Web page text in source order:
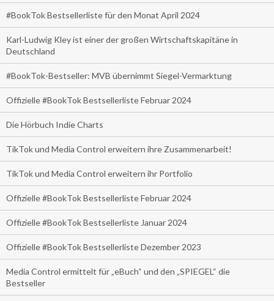
#BookTok Bestsellerliste für den Monat April 2024
Karl-Ludwig Kley ist einer der großen Wirtschaftskapitäne in
Deutschland
#BookTok-Bestseller: MVB übernimmt Siegel-Vermarktung
Offizielle #BookTok Bestsellerliste Februar 2024
Die Hörbuch Indie Charts
TikTok und Media Control erweitern ihre Zusammenarbeit!
TikTok und Media Control erweitern ihr Portfolio
Offizielle #BookTok Bestsellerliste Februar 2024
Offizielle #BookTok Bestsellerliste Januar 2024
Offizielle #BookTok Bestsellerliste Dezember 2023
Media Control ermittelt für „eBuch“ und den „SPIEGEL“ die
Bestseller